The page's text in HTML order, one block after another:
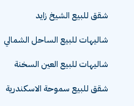
شقق للبيع الشيخ زايد
شاليهات للبيع الساحل الشمالي
شاليهات للبيع العين السخنة
شقق للبيع سموحة الاسكندرية